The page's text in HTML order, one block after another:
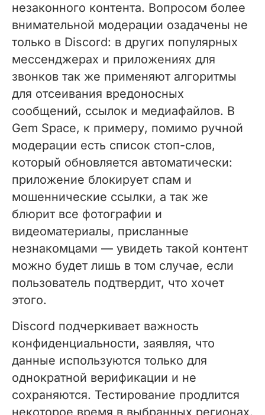
незаконного контента. Вопросом более
внимательной модерации озадачены не
только в Discord: в других популярных
мессенджерах и приложениях для
звонков так же применяют алгоритмы
для отсеивания вредоносных
сообщений, ссылок и медиафайлов. В
Gem Space, к примеру, помимо ручной
модерации есть список стоп-слов,
который обновляется автоматически:
приложение блокирует спам и
мошеннические ссылки, а так же
блюрит все фотографии и
видеоматериалы, присланные
незнакомцами — увидеть такой контент
можно будет лишь в том случае, если
пользователь подтвердит, что хочет
этого.
Discord подчеркивает важность
конфиденциальности, заявляя, что
данные используются только для
однократной верификации и не
сохраняются. Тестирование продлится
некоторое время в выбранных регионах.